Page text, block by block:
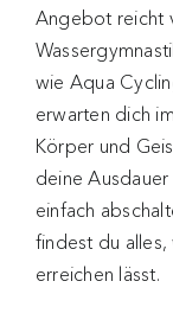
Angebot reicht
wie Aqua
erwarten dich
Körper und
deine
einfach
findest du
erreichen lässt.